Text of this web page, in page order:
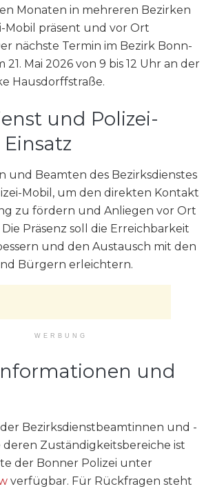
Monaten in mehreren Bezirken
Mobil präsent und vor Ort
nächste Termin im Bezirk Bonn-
21. Mai 2026 von 9 bis 12 Uhr an der
Hausdorffstraße.
und Polizei-
und Beamten des Bezirksdienstes
Mobil, um den direkten Kontakt
zu fördern und Anliegen vor Ort
Präsenz soll die Erreichbarkeit
und den Austausch mit den
Bürgern erleichtern.
WERBUNG
und
Bezirksdienstbeamtinnen und -
deren Zuständigkeitsbereiche ist
der Bonner Polizei unter
verfügbar. Für Rückfragen steht